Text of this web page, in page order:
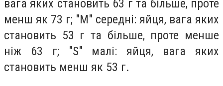
вага яких становить 63 г та більше, проте
менш як 73 г; "М" середні: яйця, вага яких
становить 53 г та більше, проте менше
ніж 63 г; "S" малі: яйця, вага яких
становить менш як 53 г.